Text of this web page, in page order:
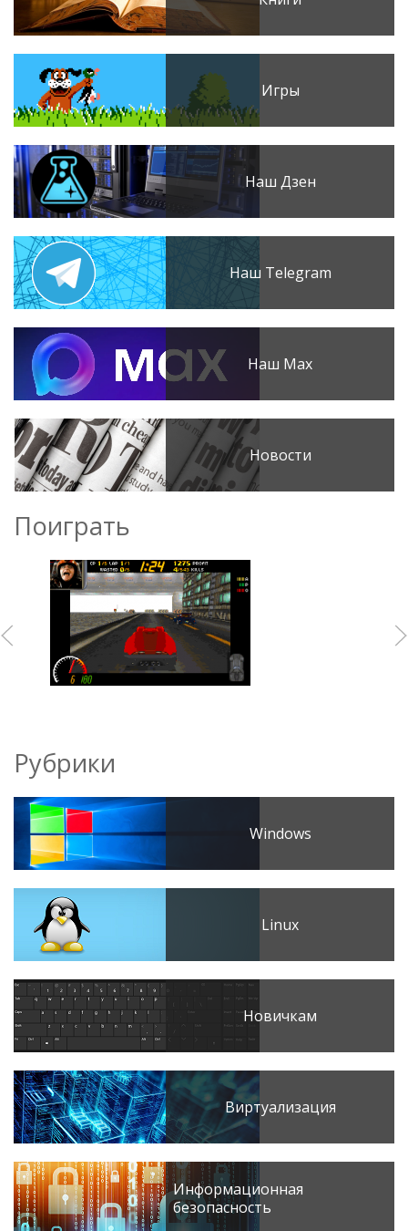
Игры
Наш Дзен
Наш Telegram
Наш Max
Новости
Поиграть
Рубрики
Windows
Linux
Новичкам
Виртуализация
Информационная
безопасность